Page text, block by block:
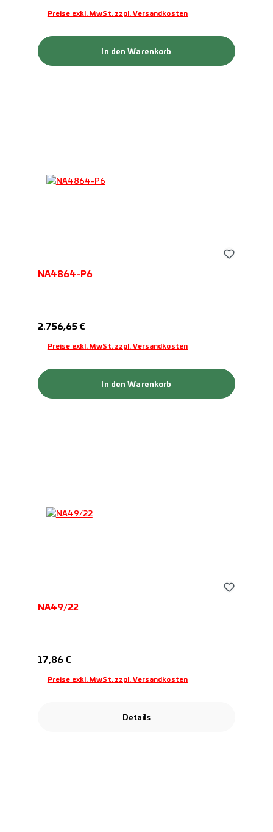
Preise exkl. MwSt. zzgl. Versandkosten
In den Warenkorb
NA4864-P6
Regulärer Preis:
2.756,65 €
Preise exkl. MwSt. zzgl. Versandkosten
In den Warenkorb
NA49/22
Regulärer Preis:
17,86 €
Preise exkl. MwSt. zzgl. Versandkosten
Details